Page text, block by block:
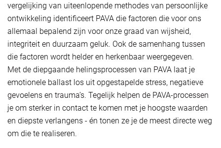
vergelijking van uiteenlopende methodes van persoonlijke
ontwikkeling identificeert PAVA die factoren die voor ons
allemaal bepalend zijn voor onze graad van wijsheid,
integriteit en duurzaam geluk. Ook de samenhang tussen
die factoren wordt helder en herkenbaar weergegeven.
Met de diepgaande helingsprocessen van PAVA laat je
emotionele ballast los uit opgestapelde stress, negatieve
gevoelens en trauma’s. Tegelijk helpen de PAVA-processen
je om sterker in contact te komen met je hoogste waarden
en diepste verlangens - én tonen ze je de meest directe weg
om die te realiseren.